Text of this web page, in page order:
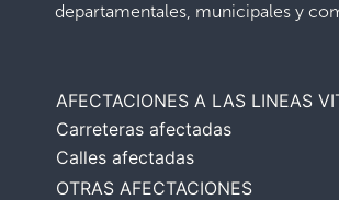
departamentales, municipales y
AFECTACIONES A LAS LINEAS
Carreteras afectadas
Calles afectadas
OTRAS AFECTACIONES